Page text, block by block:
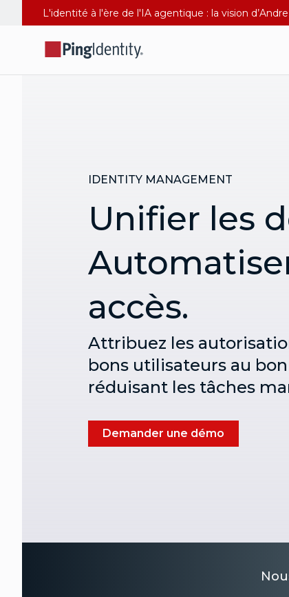
L'identité à l'ère de l'IA agentique : la vision
IDENTITY MANAGEMENT
Unifier les
accès.
Attribuez les
bons utilisateurs au
réduisant les tâches
Demander une démo